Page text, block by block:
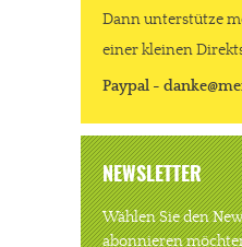
Dann unterstütze
einer kleinen
Paypal -
NEWSLETTER
Wählen Sie den
abonnieren